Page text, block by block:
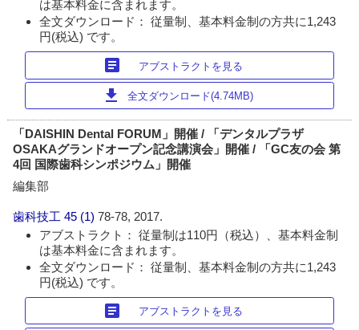
は基本料金に含まれます。
全文ダウンロード： 従量制、基本料金制の方共に1,243
円(税込) です。
article アブストラクトを見る
download 全文ダウンロード(4.74MB)
「DAISHIN Dental FORUM」開催 / 「デンタルプラザ
OSAKAグランドオープン記念講演会」開催 / 「GC友の会 第
4回 国際歯科シンポジウム」開催
編集部
歯科技工 45 (1)78-78, 2017.
アブストラクト： 従量制は110円（税込）、基本料金制
は基本料金に含まれます。
全文ダウンロード： 従量制、基本料金制の方共に1,243
円(税込) です。
article アブストラクトを見る